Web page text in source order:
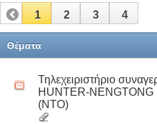
1 2 3 4
Θέματα
Τηλεχειριστήριο
HUNTER-
(NTO)